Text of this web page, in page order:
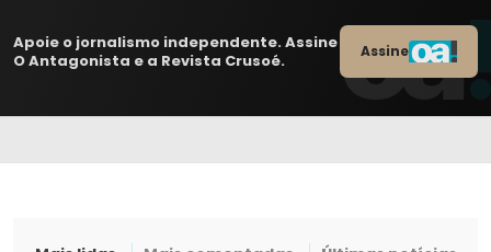
Apoie o jornalismo independente. Assine
O Antagonista e a Revista Crusoé.
Assine